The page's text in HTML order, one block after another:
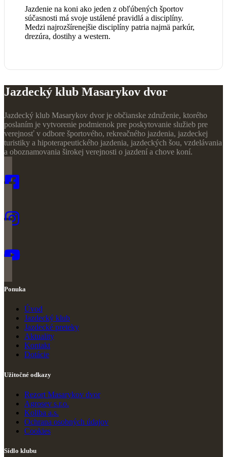
Jazdenie na koni ako jeden z obľúbených športov
súčasnosti má svoje ustálené pravidlá a disciplíny.
Medzi najrozšírenejšie disciplíny patria najmä parkúr,
drezúra, dostihy a western.
Jazdecký klub Masarykov dvor
Jazdecký klub Masarykov dvor je občianske združenie, ktorého
poslaním je vytvorenie podmienok pre poskytovanie služieb pre
verejnosť v odbore športového, rekreačného jazdenia, jazdeckej
turistiky a hipoterapeutického jazdenia, jazdeckých šou, vzdelávania
a oboznamovania širokej verejnosti o jazdení a chove koní.
Ponuka
Úvod
Jazdecký klub
Jazdecké preteky
Aktuality
Kontakt
Dotácie
Užitočné odkazy
Rezort Masarykov dvor
Agrosev s.r.o.
Koliba a.s.
Ochrana osobných údajov
Cookies
Sídlo klubu